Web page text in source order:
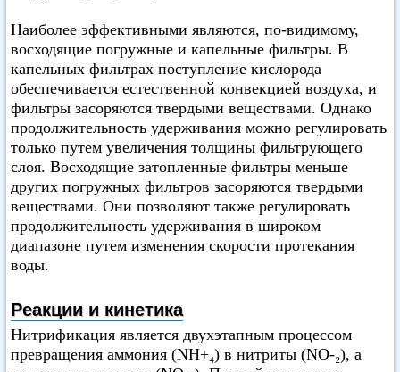
Наиболее эффективными являются, по-видимому,
восходящие погружные и капельные фильтры. В
капельных фильтрах поступление кислорода
обеспечивается естественной конвекцией воздуха, и
фильтры засоряются твердыми веществами. Однако
продолжительность удерживания можно регулировать
только путем увеличения толщины фильтрующего
слоя. Восходящие затопленные фильтры меньше
других погружных фильтров засоряются твердыми
веществами. Они позволяют также регулировать
продолжительность удерживания в широком
диапазоне путем изменения скорости протекания
воды.
Реакции и кинетика
Нитрификация является двухэтапным процессом
превращения аммония (NH+₄) в нитриты (NO-₂), а